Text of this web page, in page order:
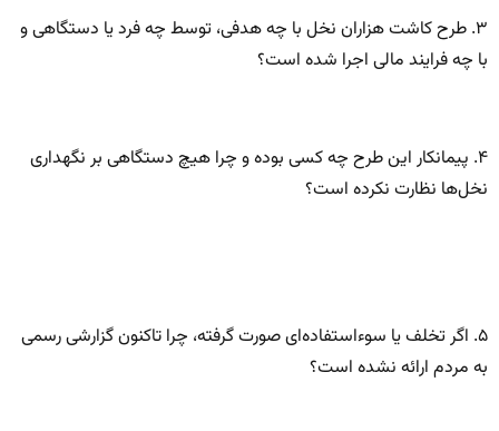
۳. طرح کاشت هزاران نخل با چه هدفی، توسط چه فرد یا دستگاهی و
با چه فرایند مالی اجرا شده است؟
۴. پیمانکار این طرح چه کسی بوده و چرا هیچ دستگاهی بر نگهداری
نخل‌ها نظارت نکرده است؟
۵. اگر تخلف یا سوءاستفاده‌ای صورت گرفته، چرا تاکنون گزارشی رسمی
به مردم ارائه نشده است؟